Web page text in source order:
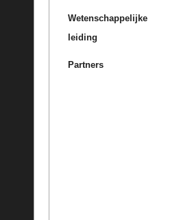
Wetenschappelijke
leiding
Partners